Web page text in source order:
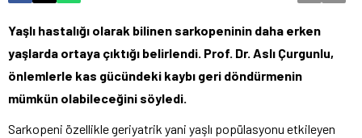
Yaşlı hastalığı olarak bilinen sarkopeninin daha erken
yaşlarda ortaya çıktığı belirlendi. Prof. Dr. Aslı Çurgunlu,
önlemlerle kas gücündeki kaybı geri döndürmenin
mümkün olabileceğini söyledi.
Sarkopeni özellikle geriyatrik yani yaşlı popülasyonu etkileyen